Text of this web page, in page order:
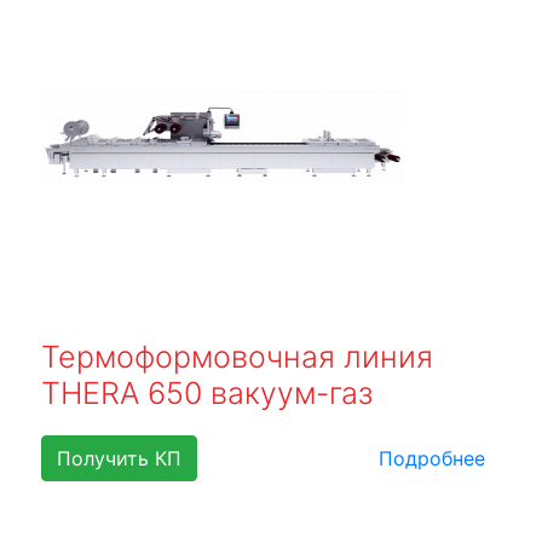
Термоформовочная линия
THERA 650 вакуум-газ
Получить КП Подробнее